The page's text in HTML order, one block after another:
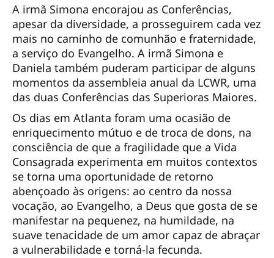
A irmã Simona encorajou as Conferências,
apesar da diversidade, a prosseguirem cada vez
mais no caminho de comunhão e fraternidade,
a serviço do Evangelho. A irmã Simona e
Daniela também puderam participar de alguns
momentos da assembleia anual da LCWR, uma
das duas Conferências das Superioras Maiores.
Os dias em Atlanta foram uma ocasião de
enriquecimento mútuo e de troca de dons, na
consciência de que a fragilidade que a Vida
Consagrada experimenta em muitos contextos
se torna uma oportunidade de retorno
abençoado às origens: ao centro da nossa
vocação, ao Evangelho, a Deus que gosta de se
manifestar na pequenez, na humildade, na
suave tenacidade de um amor capaz de abraçar
a vulnerabilidade e torná-la fecunda.